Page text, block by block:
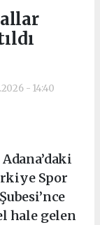
- 14:40
Spor
hale gelen